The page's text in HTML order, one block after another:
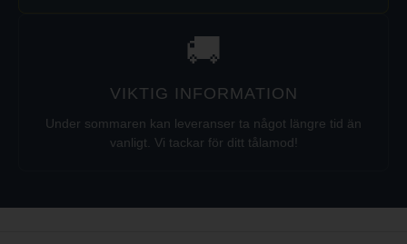
🚚
VIKTIG INFORMATION
Under sommaren kan leveranser ta något längre tid än
vanligt. Vi tackar för ditt tålamod!